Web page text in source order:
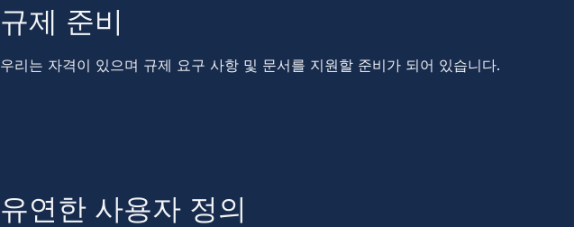
규제 준비
우리는 자격이 있으며 규제 요구 사항 및 문서를 지원할 준비가 되어 있습니다.
유연한 사용자 정의